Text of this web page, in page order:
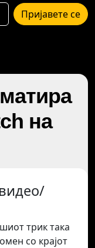
Пријавете се
на
трик така
со крајот